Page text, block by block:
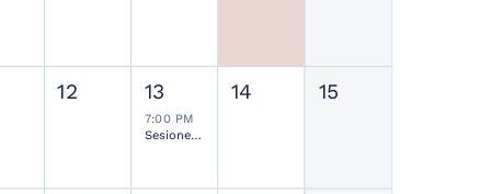
12 13
7:00 PM
Sesiones de Residentes Mensual
14 15